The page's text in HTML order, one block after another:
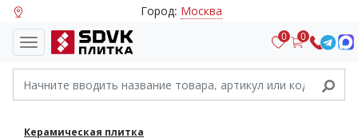
Город: Москва
0 0
Керамическая плитка